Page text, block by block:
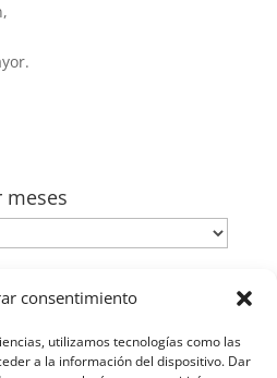
consentimiento
utilizamos tecnologías como las
a la información del dispositivo. Dar
meses